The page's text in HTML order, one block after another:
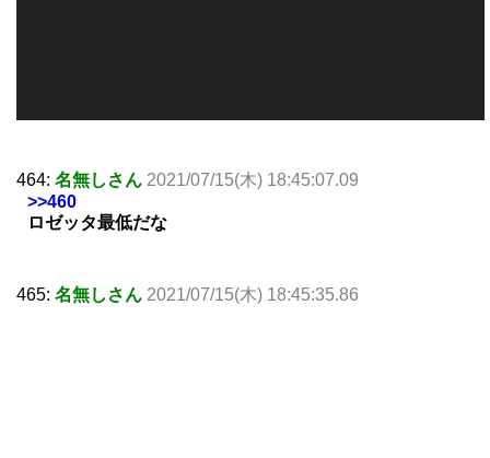
464: 名無しさん 2021/07/15(木) 18:45:07.09
>>460
ロゼッタ最低だな
465: 名無しさん 2021/07/15(木) 18:45:35.86